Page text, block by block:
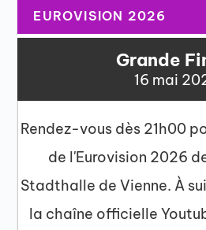
EUROVISION 2026
Grande
16 mai
Rendez-vous dès 21h00
de l'Eurovision 2026
Stadthalle de Vienne. À
la chaîne officielle